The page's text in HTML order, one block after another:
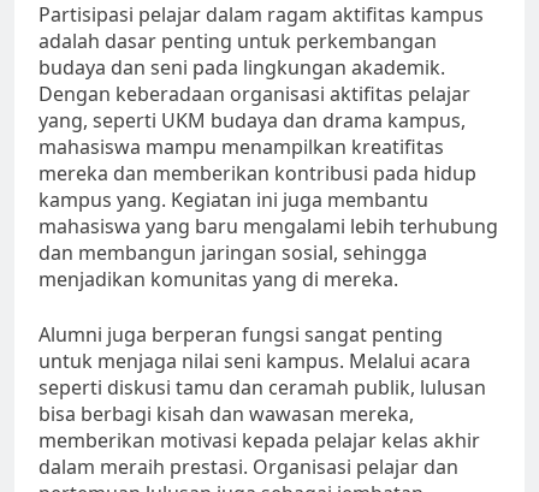
Partisipasi pelajar dalam ragam aktifitas kampus
adalah dasar penting untuk perkembangan
budaya dan seni pada lingkungan akademik.
Dengan keberadaan organisasi aktifitas pelajar
yang, seperti UKM budaya dan drama kampus,
mahasiswa mampu menampilkan kreatifitas
mereka dan memberikan kontribusi pada hidup
kampus yang. Kegiatan ini juga membantu
mahasiswa yang baru mengalami lebih terhubung
dan membangun jaringan sosial, sehingga
menjadikan komunitas yang di mereka.
Alumni juga berperan fungsi sangat penting
untuk menjaga nilai seni kampus. Melalui acara
seperti diskusi tamu dan ceramah publik, lulusan
bisa berbagi kisah dan wawasan mereka,
memberikan motivasi kepada pelajar kelas akhir
dalam meraih prestasi. Organisasi pelajar dan